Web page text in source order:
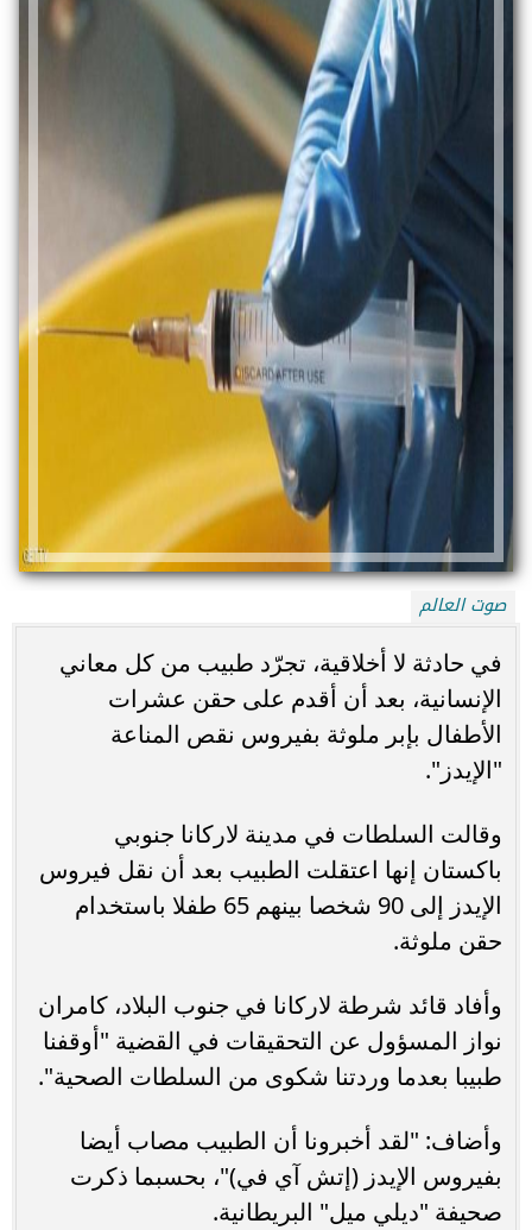
صوت العالم
في حادثة لا أخلاقية، تجرّد طبيب من كل معاني
الإنسانية، بعد أن أقدم على حقن عشرات
الأطفال بإبر ملوثة بفيروس نقص المناعة
"الإيدز".
وقالت السلطات في مدينة لاركانا جنوبي
باكستان إنها اعتقلت الطبيب بعد أن نقل فيروس
الإيدز إلى 90 شخصا بينهم 65 طفلا باستخدام
حقن ملوثة.
وأفاد قائد شرطة لاركانا في جنوب البلاد، كامران
نواز المسؤول عن التحقيقات في القضية "أوقفنا
طبيبا بعدما وردتنا شكوى من السلطات الصحية".
وأضاف: "لقد أخبرونا أن الطبيب مصاب أيضا
بفيروس الإيدز (إتش آي في)"، بحسبما ذكرت
صحيفة "ديلي ميل" البريطانية.